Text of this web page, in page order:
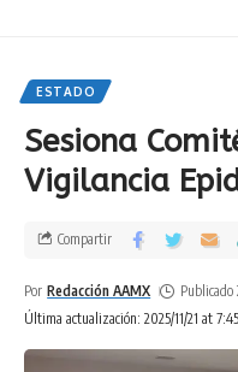
ESTADO
Sesiona
Vigilancia
Última actualización: 2025/11/21 at
Por Redacción AAMX Publicado
Compartir